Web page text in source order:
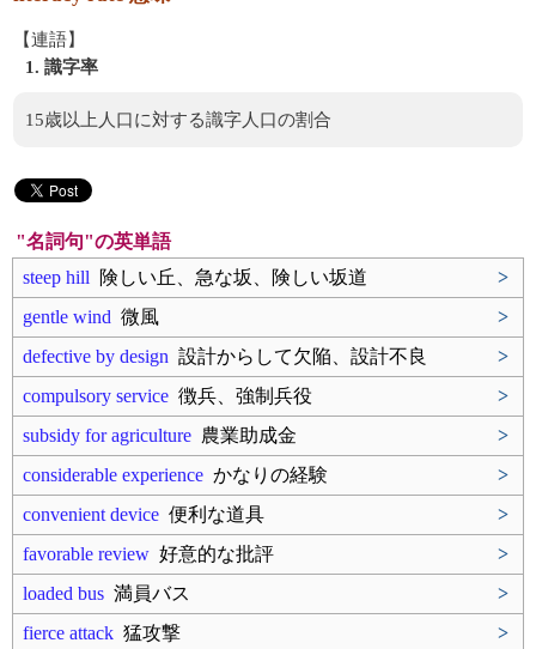
【連語】
1. 識字率
15歳以上人口に対する識字人口の割合
"名詞句"の英単語
steep hill 険しい丘、急な坂、険しい坂道
>
gentle wind 微風
>
defective by design 設計からして欠陥、設計不良
>
compulsory service 徴兵、強制兵役
>
subsidy for agriculture 農業助成金
>
considerable experience かなりの経験
>
convenient device 便利な道具
>
favorable review 好意的な批評
>
loaded bus 満員バス
>
fierce attack 猛攻撃 >